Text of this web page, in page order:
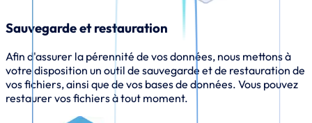
Sauvegarde et restauration
Afin d'assurer la pérennité de vos données, nous mettons à
votre disposition un outil de sauvegarde et de restauration de
vos fichiers, ainsi que de vos bases de données. Vous pouvez
restaurer vos fichiers à tout moment.